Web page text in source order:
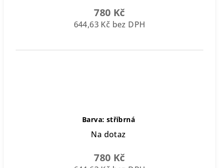
780 Kč
644,63 Kč bez DPH
Barva: stříbrná
Na dotaz
780 Kč